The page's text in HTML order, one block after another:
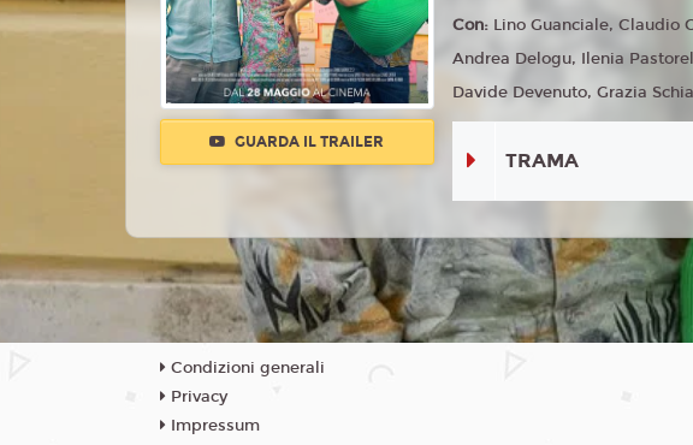
GUARDA IL TRAILER
Con: Lino Guanciale, Claudio
Andrea Delogu, Ilenia
Davide Devenuto, Grazia
TRAMA
Condizioni generali
Privacy
Impressum